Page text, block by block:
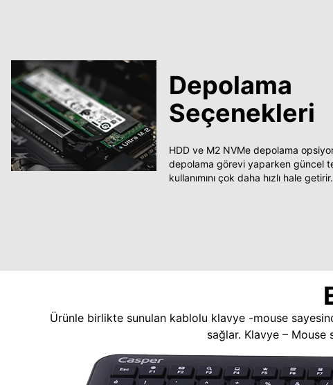
Depolama
Seçenekleri
HDD ve M2 NVMe depolama
depolama görevi yaparken güncel
kullanımını çok daha hızlı hale getirir.
Ürünle birlikte sunulan kablolu klavye -mouse
sağlar. Klavye – Mouse